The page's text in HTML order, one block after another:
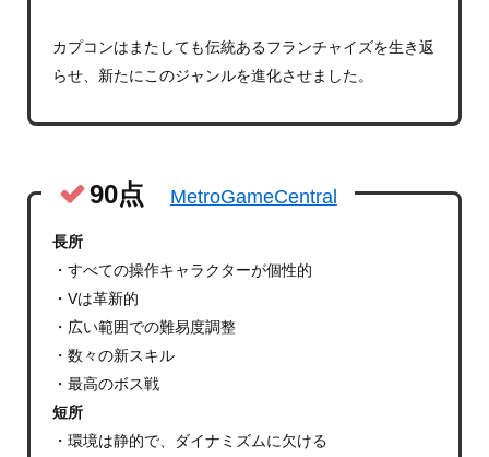
カプコンはまたしても伝統あるフランチャイズを生き返
らせ、新たにこのジャンルを進化させました。
90点 MetroGameCentral
長所
・すべての操作キャラクターが個性的
・Vは革新的
・広い範囲での難易度調整
・数々の新スキル
・最高のボス戦
短所
・環境は静的で、ダイナミズムに欠ける